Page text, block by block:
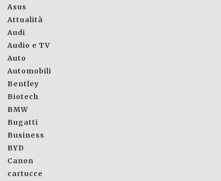
Asus
Attualità
Audi
Audio e TV
Auto
Automobili
Bentley
Biotech
BMW
Bugatti
Business
BYD
Canon
cartucce